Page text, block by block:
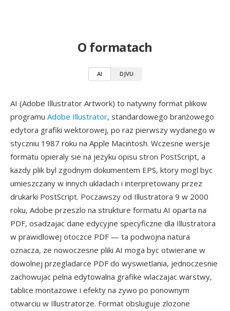
O formatach
AI DJVU
AI (Adobe Illustrator Artwork) to natywny format plikow
programu Adobe Illustrator, standardowego branżowego
edytora grafiki wektorowej, po raz pierwszy wydanego w
styczniu 1987 roku na Apple Macintosh. Wczesne wersje
formatu opieraly sie na jezyku opisu stron PostScript, a
kazdy plik byl zgodnym dokumentem EPS, ktory mogl byc
umieszczany w innych ukladach i interpretowany przez
drukarki PostScript. Poczawszy od Illustratora 9 w 2000
roku, Adobe przeszlo na strukture formatu AI oparta na
PDF, osadzajac dane edycyjne specyficzne dla Illustratora
w prawidlowej otoczce PDF — ta podwojna natura
oznacza, ze nowoczesne pliki AI moga byc otwierane w
dowolnej przegladarce PDF do wyswietlania, jednoczesnie
zachowujac pelna edytowalna grafike wlaczajac warstwy,
tablice montazowe i efekty na zywo po ponownym
otwarciu w Illustratorze. Format obsluguje zlozone